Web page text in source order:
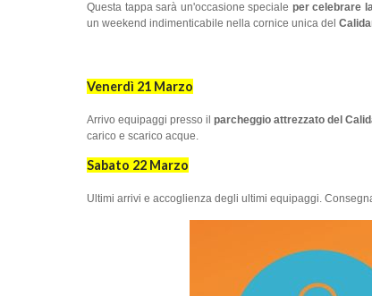
Questa tappa sarà un'occasione speciale per celebrare
un weekend indimenticabile nella cornice unica del
Venerdì 21 Marzo
Arrivo equipaggi presso il parcheggio attrezzato del
carico e scarico acque.
Sabato 22 Marzo
Ultimi arrivi e accoglienza degli ultimi equipaggi.